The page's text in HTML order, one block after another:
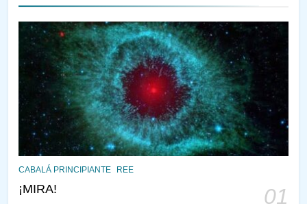
CABALÁ PRINCIPIANTE REE
¡MIRA! 01
VE LO QUE VA A NACER
PENSAMIENTO JUDÍO PIRKEI AVOT
CABALÁ Y JASIDUT: EL
CONSEJO DE LOS PADRES
PENSAMIENTO JUDÍO PIRKEI AVOT
146
LA RECONSTRUCCIÓN DEL